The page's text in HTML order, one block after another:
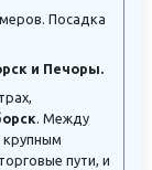
Посадка
и Печоры.
. Между
крупным
пути, и